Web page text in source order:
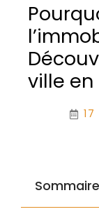
ville
17
Sommaire